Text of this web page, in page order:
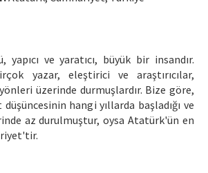
ve yaratıcı, büyük bir insandır.
yazar, eleştirici ve araştırıcılar,
üzerinde durmuşlardır. Bize göre,
hangi yıllarda başladığı ve
az durulmuştur, oysa Atatürk'ün en